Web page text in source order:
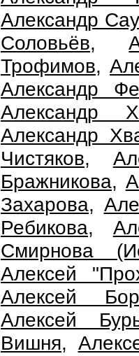
Александр
Соловьёв,
Трофимов,
Александр
Александр
Александр
Чистяков,
Бражникова,
Захарова,
Ребикова,
Смирнова
Алексей
Алексей
Алексей
Вишня,